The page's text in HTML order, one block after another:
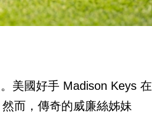
美國好手 Madison Keys 在
而，傳奇的威廉絲姊妹